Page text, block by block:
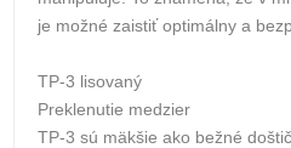
je možné zaistiť optimálny a
TP-3 lisovaný
Preklenutie medzier
TP-3 sú mäkšie ako bežné